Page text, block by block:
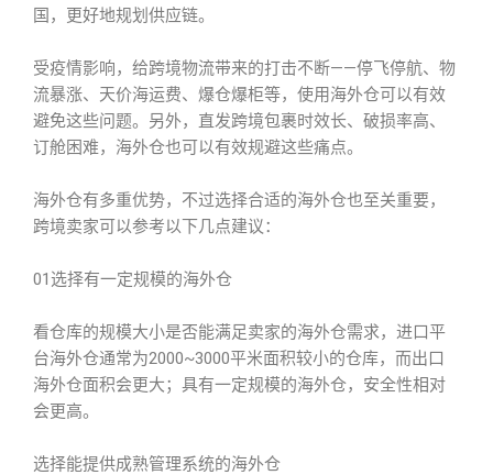
国，更好地规划供应链。
受疫情影响，给跨境物流带来的打击不断——停飞停航、物
流暴涨、天价海运费、爆仓爆柜等，使用海外仓可以有效
避免这些问题。另外，直发跨境包裹时效长、破损率高、
订舱困难，海外仓也可以有效规避这些痛点。
海外仓有多重优势，不过选择合适的海外仓也至关重要，
跨境卖家可以参考以下几点建议：
01选择有一定规模的海外仓
看仓库的规模大小是否能满足卖家的海外仓需求，进口平
台海外仓通常为2000~3000平米面积较小的仓库，而出口
海外仓面积会更大；具有一定规模的海外仓，安全性相对
会更高。
选择能提供成熟管理系统的海外仓